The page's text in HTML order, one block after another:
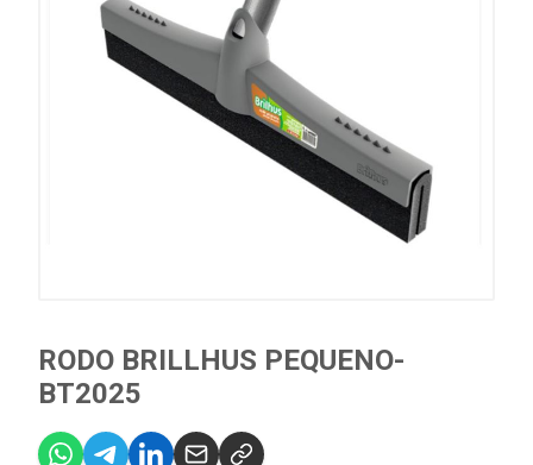
RODO BRILLHUS PEQUENO-
BT2025